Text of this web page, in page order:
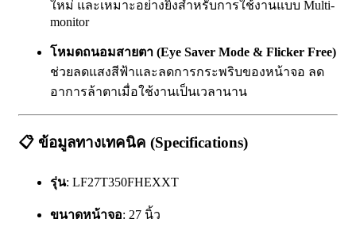
ใหม่ และเหมาะอย่างยิ่งสำหรับการใช้งานแบบ Multi-
monitor
โหมดถนอมสายตา (Eye Saver Mode & Flicker Free)
ช่วยลดแสงสีฟ้าและลดการกระพริบของหน้าจอ ลด
อาการล้าตาเมื่อใช้งานเป็นเวลานาน
📋 ข้อมูลทางเทคนิค (Specifications)
รุ่น: LF27T350FHEXXT
ขนาดหน้าจอ: 27 นิ้ว